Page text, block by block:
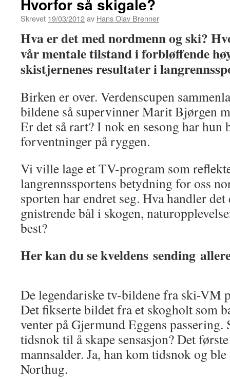
Hvorfor så skigale?
Skrevet 19/03/2012av Hans Olav Brenner
Hva er det med nordmenn og ski?
vår mentale tilstand i forbløffende
skistjernenes resultater i
Birken er over. Verdenscupen
bildene så supervinner Marit Bjørgen
Er det så rart? I nok en sesong har hun
forventninger på ryggen.
Vi ville lage et TV-program som
langrennssportens betydning for oss
sporten har endret seg. Hva handler
gnistrende bål i skogen,
best?
Her kan du se kveldens sending
De legendariske tv-bildene fra ski-VM
Det fikserte bildet fra et skogholt som
venter på Gjermund Eggens passering.
tidsnok til å skape sensasjon? Det
mannsalder. Ja, han kom tidsnok og
Northug.